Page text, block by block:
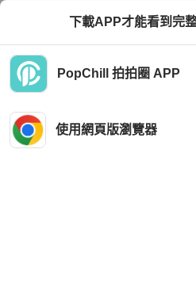
下載APP才能看到完
PopChill 拍拍圈 APP
使用網頁版瀏覽器